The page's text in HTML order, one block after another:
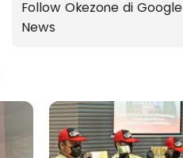
Follow Okezone di Google
News